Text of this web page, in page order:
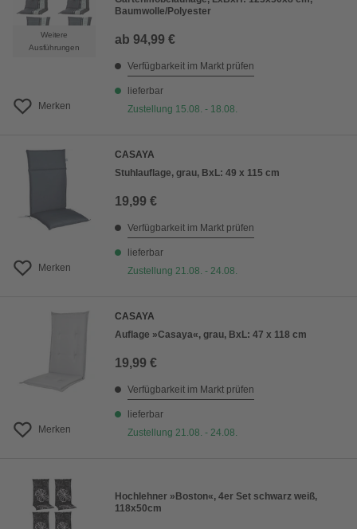
Weitere
Ausführungen
Merken
Baumwolle/Polyester
ab 94,99 €
Verfügbarkeit im Markt prüfen
lieferbar
Zustellung 15.08. - 18.08.
Merken
CASAYA
Stuhlauflage, grau, BxL: 49 x 115 cm
19,99 €
Verfügbarkeit im Markt prüfen
lieferbar
Zustellung 21.08. - 24.08.
Merken
CASAYA
Auflage »Casaya«, grau, BxL: 47 x 118 cm
19,99 €
Verfügbarkeit im Markt prüfen
lieferbar
Zustellung 21.08. - 24.08.
Hochlehner »Boston«, 4er Set schwarz weiß,
118x50cm